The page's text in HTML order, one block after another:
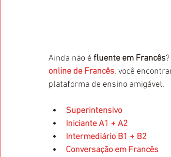
Ainda não é fluente em Francês
online de Francês, você
plataforma de ensino amigável.
Superintensivo
Iniciante A1 + A2
Intermediário B1 + B2
Conversação em Francês